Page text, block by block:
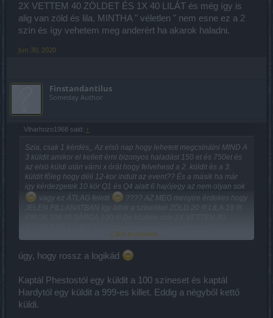
2X VETTEM 40 ZÖLDET ÉS 1X 40 LILÁT és még így is
alig van zöld és lila. MINTHA " véletlen " nem esne ez a 2
szín és így vehetem meg anderért ha akarok haladni.
Jun 30, 2020
Finstandantilus
Someday Author
Viharhozo1968 said: ↑
Szia, csak 1 kérdés,, Az elsö nap hogy lehetett megcsinálni MIND A
3 küldit amikor el kellett érni bizonyos haladást 150 et és 750et és
az elsö küldi után várni x órát hogy felvehesd a 2. küldit és a 3.
küldit főleg hogy déli 12-kor indult az event?? És a másik ha már
igy kérdezgetek 10 kör Q1 és Q4 alatt 6 hajójegy az nem olyan sok
vagy ez ÁTLAG feletti
???? AZ MEG menyire érdekes hogy
MINTHA " véletlen " nem esne ez a 2 szín és így vehetem meg
Click to expand...
úgy, hogy rossz a logikád
Kaptál Phestostól egy küldit a 100 színeset és kaptál
Hardytól egy küldit a 999-es killet. Eddig a négyből kettő
küldi.